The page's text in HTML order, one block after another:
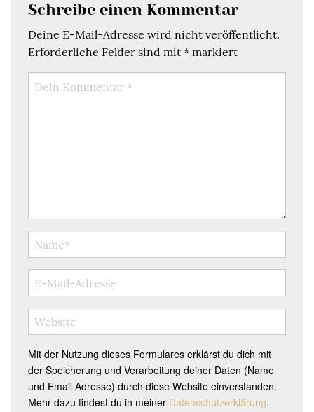
Schreibe einen Kommentar
Deine E-Mail-Adresse wird nicht veröffentlicht.
Erforderliche Felder sind mit * markiert
Mit der Nutzung dieses Formulares erklärst du dich mit
der Speicherung und Verarbeitung deiner Daten (Name
und Email Adresse) durch diese Website einverstanden.
Mehr dazu findest du in meiner Datenschutzerklärung.